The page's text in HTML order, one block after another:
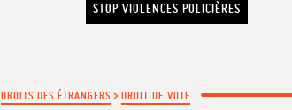
STOP VIOLENCES POLICIÈRES
DROITS DES ÉTRANGERS>DROIT DE VOTE